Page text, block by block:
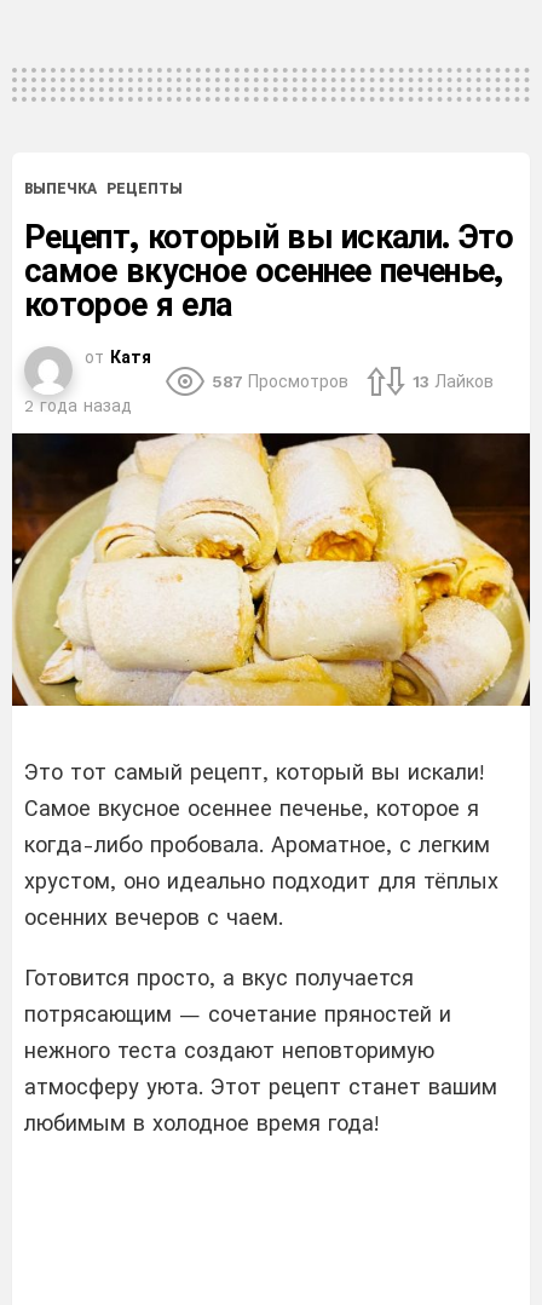
ВЫПЕЧКА РЕЦЕПТЫ
Рецепт, который вы искали. Это
самое вкусное осеннее печенье,
которое я ела
от Катя
2 года назад
587 Просмотров 13 Лайков
Это тот самый рецепт, который вы искали!
Самое вкусное осеннее печенье, которое я
когда-либо пробовала. Ароматное, с легким
хрустом, оно идеально подходит для тёплых
осенних вечеров с чаем.
Готовится просто, а вкус получается
потрясающим — сочетание пряностей и
нежного теста создают неповторимую
атмосферу уюта. Этот рецепт станет вашим
любимым в холодное время года!